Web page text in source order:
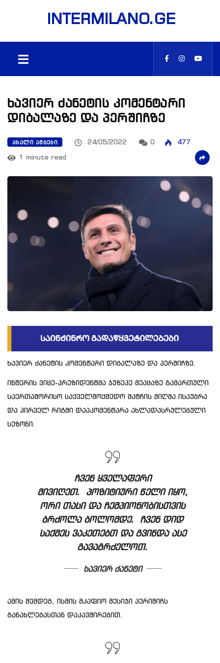
INTERMILANO.GE
ხავიერ ძანეტის კომენტარი
დიბალაზე და პერშიჩზე
ᲐᲮᲐᲚᲘ ᲐᲛᲑᲔᲑᲘ 24/05/2022 0
477
1 minute read
ხავიერ ძანეტის კომენტარი დიბალაზე და პერშიჩზე.
ინტერის ვიცე-პრეზიდენტმა ჯუზეპე მეაცაზე გამართული
საერთაშორისო საქველმოქმედო მატჩის მიღმა ისაუბრა
და პირველ რიგში დააკომენტარა ახლადასრულებული
სეზონი.
ჩვენ ყველაფერი
მივიღეთ. პოზიტიური წელი იყო,
ორი თასი და ჩემპიონობისთვის
ბრძოლა ბოლომდე. ჩვენ დიდ
საქმეს ვაკეთებთ და გვინდა ასე
გავაგრძელოთ.
ხავიერ ძანეტი
ამის შემდეგ, ისმის მკაფიო მესიჯი პერიშიჩს
განახლებასთან დაკავშირებით.